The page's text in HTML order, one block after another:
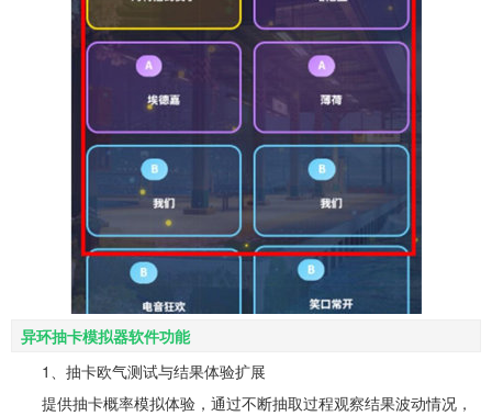
异环抽卡模拟器软件功能
1、抽卡欧气测试与结果体验扩展
提供抽卡概率模拟体验，通过不断抽取过程观察结果波动情况，